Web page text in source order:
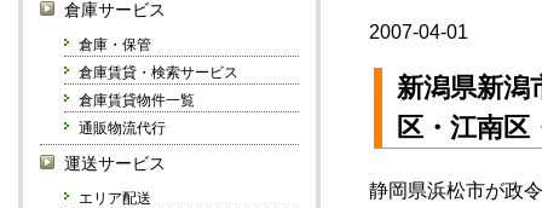
倉庫サービス
倉庫・保管
倉庫賃貸・検索サービス
倉庫賃貸物件一覧
通販物流代行
運送サービス
エリア配送
2007-04-01
新潟県新潟
区・江南
静岡県浜松市が政